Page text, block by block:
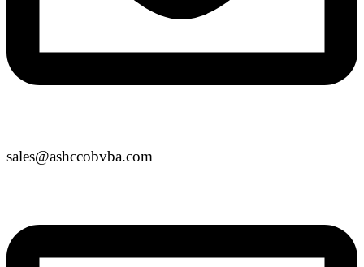
sales@ashccobvba.com